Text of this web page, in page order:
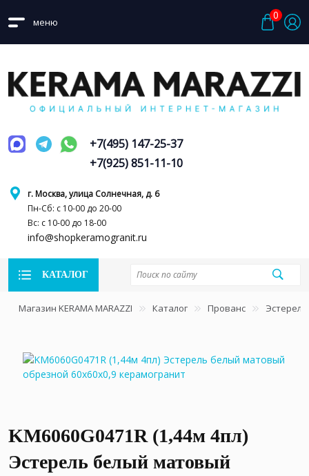
меню
0
г. Москва, улица Солнечная, д. 6
Пн-Сб: с 10-00 до 20-00
Вс: с 10-00 до 18-00
info@shopkeramogranit.ru
+7(495) 147-25-37
+7(925) 851-11-10
КАТАЛОГ
Магазин KERAMA MARAZZI Каталог Прованс Эстерель
KM6060G0471R (1,44м 4пл)
Эстерель белый матовый